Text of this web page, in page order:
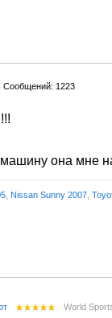
Сообщений: 1223
она мне
Nissan Sunny 2007
World